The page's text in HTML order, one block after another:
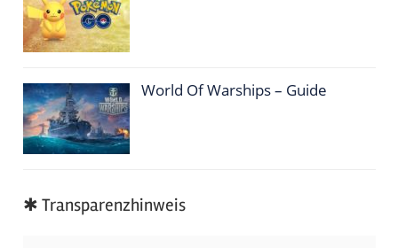
World Of Warships – Guide
✱ Transparenzhinweis